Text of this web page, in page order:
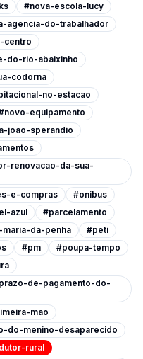
#nova-escola-lucy
agencia-do-trabalhador
centro
do-rio-abaixinho
codorna
no-estacao
equipamento
joao-sperandio
renovacao-da-sua-
e-compras
#onibus
azul
#parcelamento
maria-da-penha
#peti
#pm
#poupa-tempo
de-pagamento-do-
mao
do-menino-desaparecido
rural